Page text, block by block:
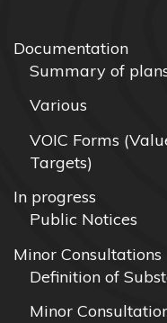
Documentation
Summary of
Various
VOIC Forms
Targets)
In progress
Public Notices
Minor Consultations
Definition of
Minor